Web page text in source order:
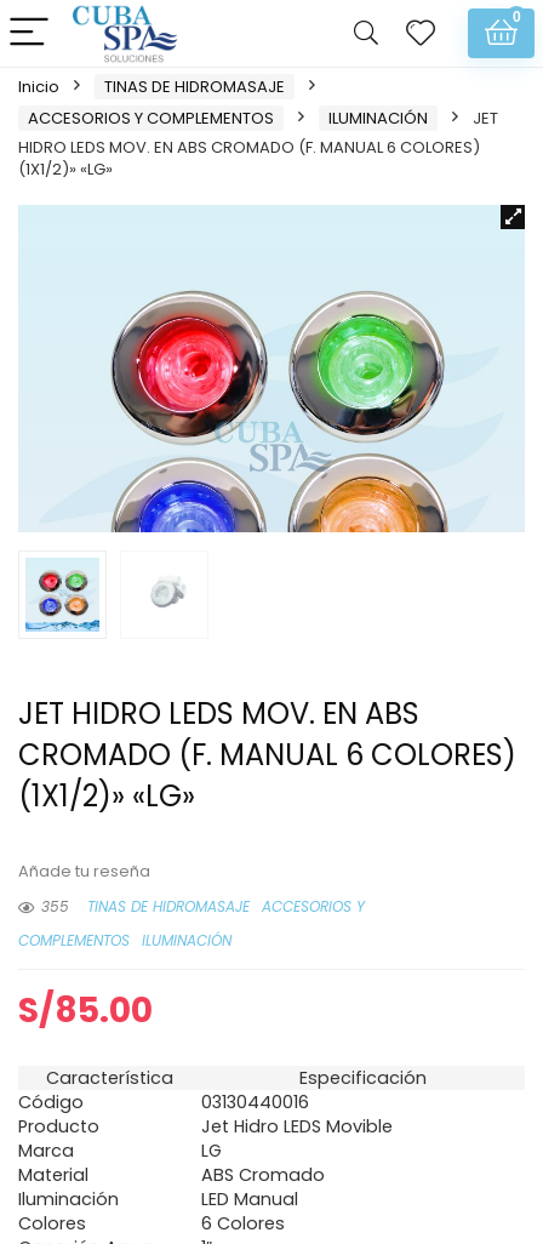
0
Inicio
TINAS DE HIDROMASAJE
ACCESORIOS Y COMPLEMENTOS
ILUMINACIÓN
JET
HIDRO LEDS MOV. EN ABS CROMADO (F. MANUAL 6 COLORES)
(1X1/2)» «LG»
JET HIDRO LEDS MOV. EN ABS
CROMADO (F. MANUAL 6 COLORES)
(1X1/2)» «LG»
Añade tu reseña
355
TINAS DE HIDROMASAJE ACCESORIOS Y
COMPLEMENTOS ILUMINACIÓN
S/85.00
Característica
Especificación
Código
03130440016
Producto
Jet Hidro LEDS Movible
Marca
LG
Material
ABS Cromado
Iluminación
LED Manual
Colores
6 Colores